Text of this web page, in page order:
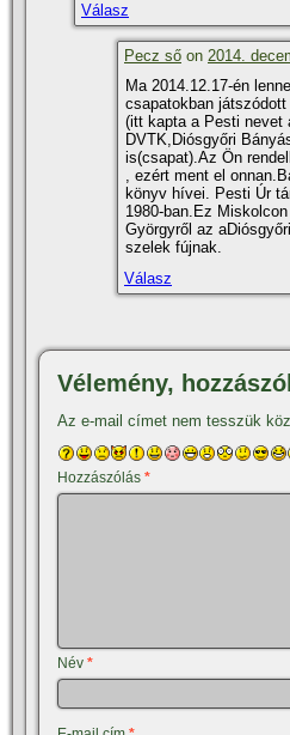
Válasz
Pecz ső on 2014.
Ma 2014.12.17-én
csapatokban
(itt kapta a Pesti nevet
DVTK,Diósgyőri
is(csapat).Az Ön
, ezért ment el
könyv hí­vei. Pesti Úr
1980-ban.Ez
Györgyről az
szelek fújnak.
Válasz
Vélemény,
Az e-mail címet nem tesszük
Hozzászólás *
Név *